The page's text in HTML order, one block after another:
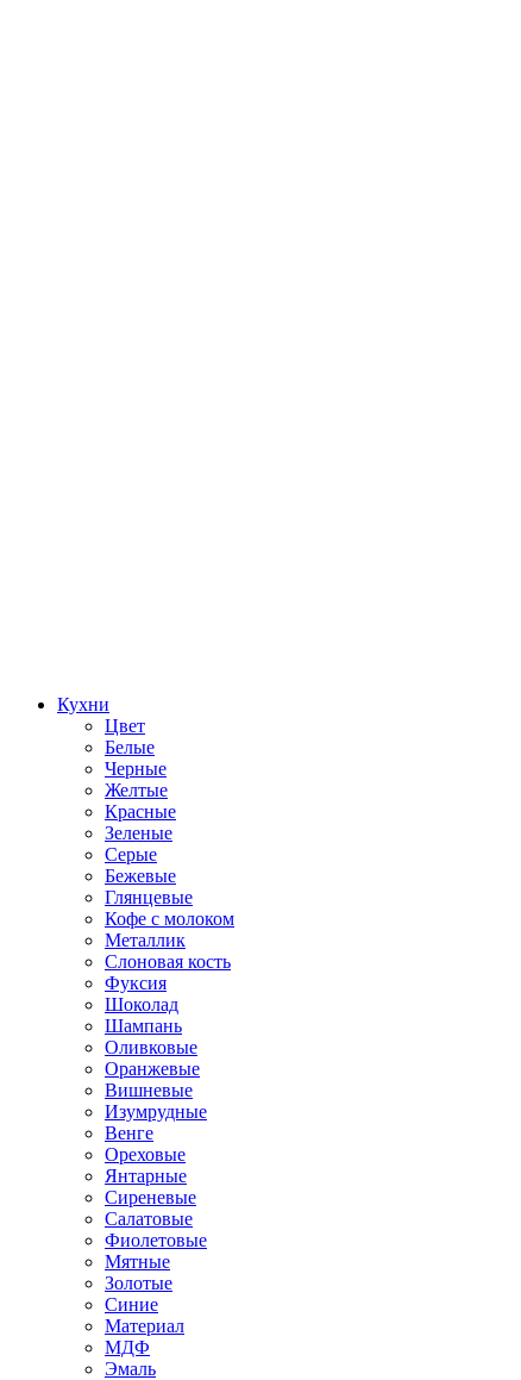
Кухни
Цвет
Белые
Черные
Желтые
Красные
Зеленые
Серые
Бежевые
Глянцевые
Кофе с молоком
Металлик
Слоновая кость
Фуксия
Шоколад
Шампань
Оливковые
Оранжевые
Вишневые
Изумрудные
Венге
Ореховые
Янтарные
Сиреневые
Салатовые
Фиолетовые
Мятные
Золотые
Синие
Материал
МДФ
Эмаль